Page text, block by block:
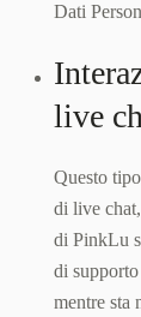
Dati
live
Questo
di live
di PinkLu
di
mentre sta